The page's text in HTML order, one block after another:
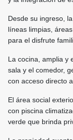
Desde su ingreso,
líneas limpias,
para el disfrute
La cocina, amplia y
sala y el comedor,
con acceso directo
El área social
con piscina
verde que brinda